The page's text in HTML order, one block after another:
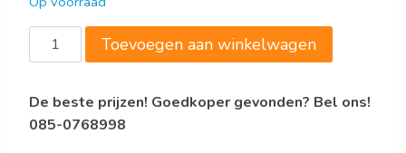
Saro
Warmhoud
Model
NIKLAS
Toevoegen aan winkelwagen
De beste prijzen! Goedkoper gevonden? Bel ons!
085-0768998